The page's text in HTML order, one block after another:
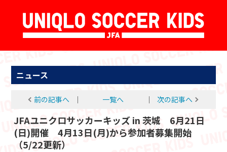
ニュース
前の記事へ │ 一覧へ │ 次の記事へ
JFAユニクロサッカーキッズ in 茨城 6月21日
(日)開催 4月13日(月)から参加者募集開始
（5/22更新）